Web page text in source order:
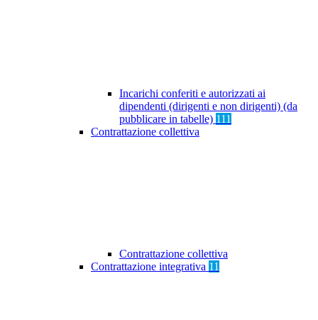
Incarichi conferiti e autorizzati ai
dipendenti (dirigenti e non dirigenti) (da
pubblicare in tabelle) 111
Contrattazione collettiva
Contrattazione collettiva
Contrattazione integrativa 11